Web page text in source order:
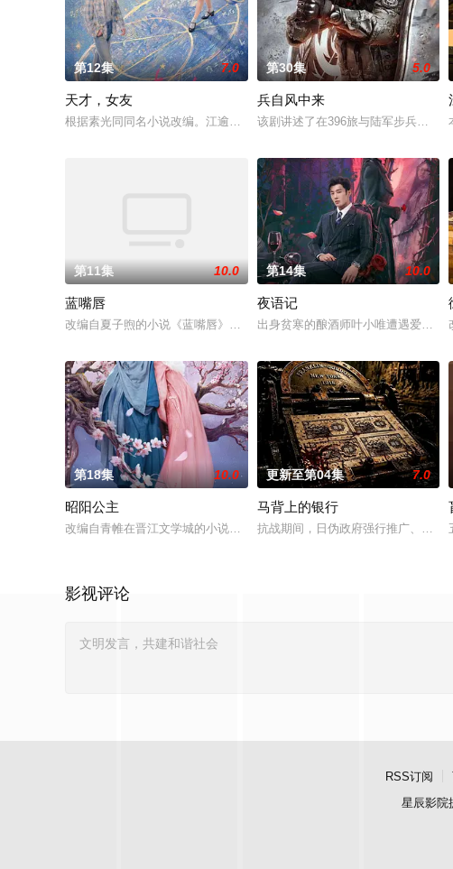
第12集 7.0
天才，女友
根据素光同同名小说改编。江逾白长大以后，林知夏忽然对他说：“江逾
第30集 5.0
兵自风中来
该剧讲述了在396旅与陆军步兵学院
第11集 10.0
蓝嘴唇
改编自夏子煦的小说《蓝嘴唇》。藤墨与伍十弦因一场乌龙“神药”事件相
第14集 10.0
夜语记
出身贫寒的酿酒师叶小唯遭遇爱人程
第18集 10.0
昭阳公主
改编自青帷在晋江文学城的小说《平阳公主》。
更新至第04集 7.0
马背上的银行
抗战期间，日伪政府强行推广、使用
影视评论
RSS订阅
星辰影院